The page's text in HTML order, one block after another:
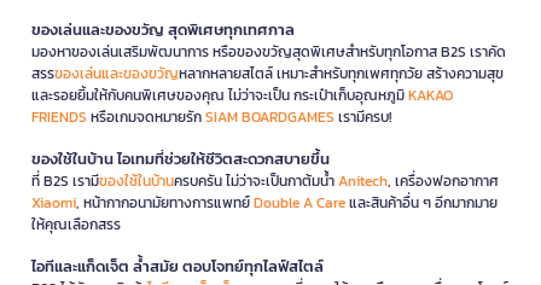
ของเล่นและของขวัญ สุดพิเศษทุกเทศกาล
มองหาของเล่นเสริมพัฒนาการ หรือของขวัญสุดพิเศษสำหรับทุกโอกาส B2S เราคัด
สรรของเล่นและของขวัญหลากหลายสไตล์ เหมาะสำหรับทุกเพศทุกวัย สร้างความสุข
และรอยยิ้มให้กับคนพิเศษของคุณ ไม่ว่าจะเป็น กระเป๋าเก็บอุณหภูมิKAKAO
FRIENDS หรือเกมจดหมายรักSIAM BOARDGAMES เรามีครบ!
ของใช้ในบ้าน ไอเทมที่ช่วยให้ชีวิตสะดวกสบายขึ้น
ที่ B2S เรามีของใช้ในบ้านครบครัน ไม่ว่าจะเป็นกาต้มน้ำAnitech, เครื่องฟอกอากาศ
Xiaomi, หน้ากากอนามัยทางการแพทย์Double A Careและสินค้าอื่น ๆ อีกมากมาย
ให้คุณเลือกสรร
ไอทีและแก็ดเจ็ต ล้ำสมัย ตอบโจทย์ทุกไลฟ์สไตล์